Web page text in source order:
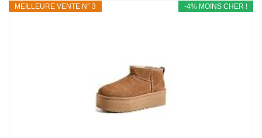
-4% MOINS CHER !
MEILLEURE VENTE N° 3